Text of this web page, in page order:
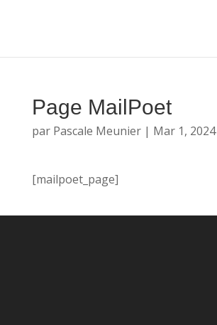
Page MailPoet
par Pascale Meunier| Mar 1, 2024
[mailpoet_page]